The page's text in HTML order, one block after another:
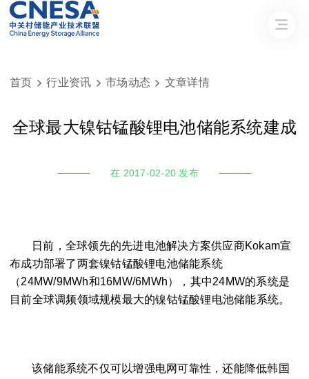
首页  行业资讯  市场动态  文章详情
全球最大镍钴锰酸锂电池储能系统建成
在 2017-02-20 发布
日前，全球领先的先进电池解决方案供应商Kokam宣
布成功部署了两套镍钴锰酸锂电池储能系统
（24MW/9MWh和16MW/6MWh），其中24MW的系统是
目前全球调频领域规模最大的镍钴锰酸锂电池储能系统。
该储能系统不仅可以增强电网可靠性，还能降低韩国